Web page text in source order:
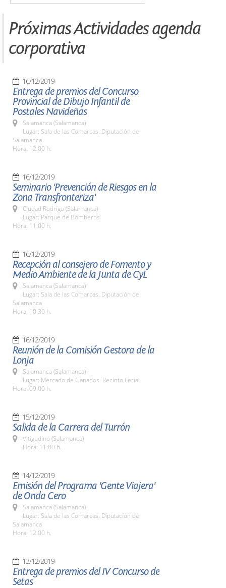
Próximas Actividades agenda
corporativa
16/12/2019
Entrega de premios del Concurso
Provincial de Dibujo Infantil de
Postales Navideñas
Salamanca (Salamanca)
Lugar: Sala de las Comarcas. Diputación de
Salamanca
Hora: 12:00 h.
16/12/2019
Seminario 'Prevención de Riesgos en la
Zona Transfronteriza'
Ciudad Rodrigo (Salamanca)
Lugar: Parque de Bomberos
Hora: 11:00 h.
16/12/2019
Recepción al consejero de Fomento y
Medio Ambiente de la Junta de CyL
Salamanca (Salamanca)
Lugar: Sala de las Comarcas. Diputación de
Salamanca
Hora: 10:30 h.
16/12/2019
Reunión de la Comisión Gestora de la
Lonja
Salamanca (Salamanca)
Lugar: Mercado de Ganados. Recinto Ferial
Hora: 09:00 h.
15/12/2019
Salida de la Carrera del Turrón
Vitigudino (Salamanca)
Hora: 11:00 h.
14/12/2019
Emisión del Programa 'Gente Viajera'
de Onda Cero
Salamanca (Salamanca)
Lugar: Sala de las Comarcas. Diputación de
Salamanca
Hora: 12:00 h.
13/12/2019
Entrega de premios del IV Concurso de
Setas